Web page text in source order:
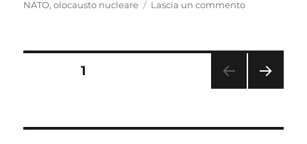
NATO,olocausto nucleare Lascia un commentosu
follia!
Paginazione
articoli
PAGINA1
CESS